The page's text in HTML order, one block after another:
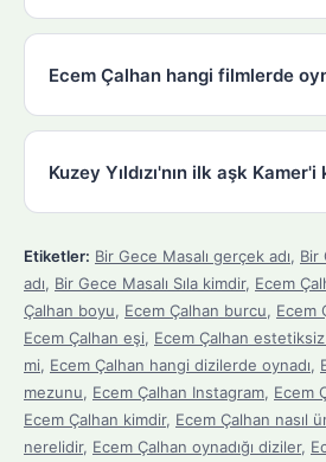
Ecem Çalhan hangi filmlerde
Kuzey Yıldızı'nın ilk aşk
Etiketler: Bir Gece Masalı gerçek adı, Bir
adı, Bir Gece Masalı Sıla kimdir, Ecem
Çalhan boyu, Ecem Çalhan burcu, Ecem
Ecem Çalhan eşi, Ecem Çalhan
mi, Ecem Çalhan hangi dizilerde oynadı,
mezunu, Ecem Çalhan Instagram, Ecem
Ecem Çalhan kimdir, Ecem Çalhan nasıl
nerelidir, Ecem Çalhan oynadığı diziler,